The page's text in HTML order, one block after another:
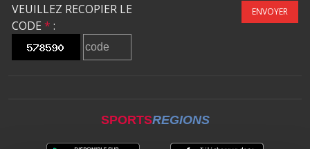
VEUILLEZ RECOPIER LE
CODE * :
ENVOYER
SPORTSREGIONS